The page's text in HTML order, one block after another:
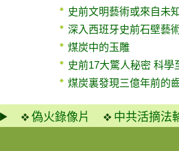
史前文明藝術或來自未
深入西班牙史前石壁藝
煤炭中的玉雕
史前17大驚人秘密 科學
煤炭裏發現三億年前的
偽火錄像片 中共活摘法